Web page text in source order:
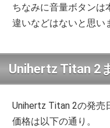
ちなみに音量ボタンは
違いなどはないと思い
Unihertz Titan 2
Unihertz Titan 2の発売
価格は以下の通り。